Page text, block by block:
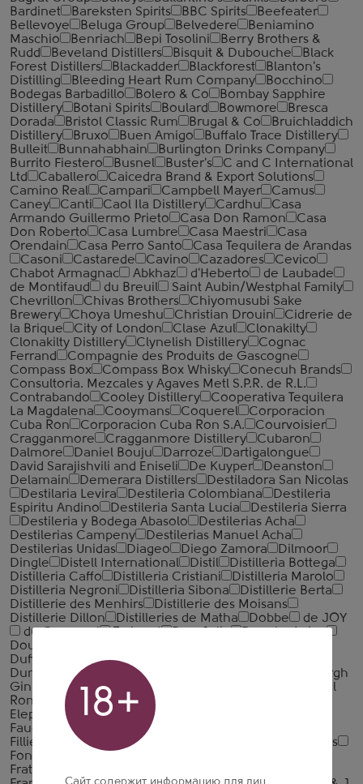
Bardinet
Bareksten Spirits BBC Spirits
Beefeater
Bellevoye
Beluga Group Belvedere
Beniamino
Maschio
Benriach Bepi Tosolini
Berry Brothers &
Rudd
Beveland Distillers Bisquit & Dubouche
Black
Forest Distillers
Blackadder Blackforest
Blanton's
Distilling
Bleeding Heart Rum Company
Bocchino
Bodegas Barbadillo
Bolero & Co
Bombay Sapphire
Distillery
Botani Spirits Boulard Bowmore
Bresca
Dorada
Bristol Classic Rum Brugal & Co
Bruichladdich
Distillery
Bruxo Buen Amigo
Buffalo Trace Distillery
Bulleit
Bunnahabhain
Burlington Drinks Company
Burrito Fiestero
Busnel Buster's
C and C International
Ltd
Caballero
Caicedra Brand & Export Solutions
Camino Real
Campari Campbell Mayer
Camus
Caney
Canti Caol Ila Distillery Cardhu
Casa
Armando Guillermo Prieto
Casa Don Ramon
Casa
Don Roberto
Casa Lumbre Casa Maestri
Casa
Orendain
Casa Perro Santo
Casa Tequilera de Arandas
Casoni
Castarede Cavino Cazadores
Cevico
Chabot Armagnac
Abkhaz d'Heberto
de Laubade
de Montifaud
du Breuil
Saint Aubin/Westphal Family
Chevrillon
Chivas Brothers
Chiyomusubi Sake
Brewery
Choya Umeshu Christian Drouin
Cidrerie de
la Brique
City of London Clase Azul
Clonakilty
Clonakilty Distillery
Clynelish Distillery
Cognac
Ferrand
Compagnie des Produits de Gascogne
Compass Box
Compass Box Whisky
Conecuh Brands
Consultoria. Mezcales y Agaves Metl S.P.R. de R.L.
Contrabando
Cooley Distillery
Cooperativa Tequilera
La Magdalena
Cooymans Coquerel
Corporacion
Cuba Ron
Corporacion Cuba Ron S.A.
Courvoisier
Cragganmore
Cragganmore Distillery
Cubaron
Dalmore
Daniel Bouju Darroze
Dartigalongue
David Sarajishvili and Eniseli
De Kuyper
Deanston
Delamain
Demerara Distillers
Destiladora San Nicolas
Destilaria Levira
Destileria Colombiana
Destileria
Espiritu Andino
Destileria Santa Lucia
Destileria Sierra
Destileria y Bodega Abasolo
Destilerias Acha
Destilerias Campeny
Destilerias Manuel Acha
Destilerias Unidas
Diageo Diego Zamora
Dilmoor
Dingle
Distell International Distil
Distilleria Bottega
Distilleria Caffo
Distilleria Cristiani
Distilleria Marolo
Distilleria Negroni
Distilleria Sibona
Distillerie Berta
Distillerie des Menhirs
Distillerie des Moisans
Distillerie Dillon
Distilleries de Matha Dobbe
de JOY
du Coquerel
Douglas Laing & Co
Dufftown Distillery
Duncan Taylor and Co
Edinburgh
Gin Distillery
Edradour
El
Ron Prohibido
El Supremo
Elephant Gin
Ethical
Fabrica de Tequilas Finos
Fauconnier
Fettercairn Distillery
Filliers
Finlandia Vodka Worldwide LTD
Fleischmann's
Fontagard
Fratelli Averna
18+
Сайт содержит информацию для лиц